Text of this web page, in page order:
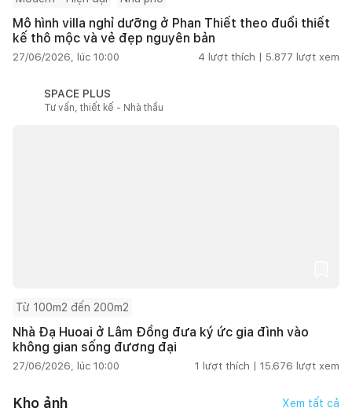
Mô hình villa nghỉ dưỡng ở Phan Thiết theo đuổi thiết
kế thô mộc và vẻ đẹp nguyên bản
27/06/2026, lúc 10:00 4 lượt thích | 5.877 lượt xem
SPACE PLUS
Tư vấn, thiết kế - Nhà thầu
Từ 100m2 đến 200m2
Nhà Đạ Huoai ở Lâm Đồng đưa ký ức gia đình vào
không gian sống đương đại
27/06/2026, lúc 10:00 1 lượt thích | 15.676 lượt xem
Kho ảnh Xem tất cả